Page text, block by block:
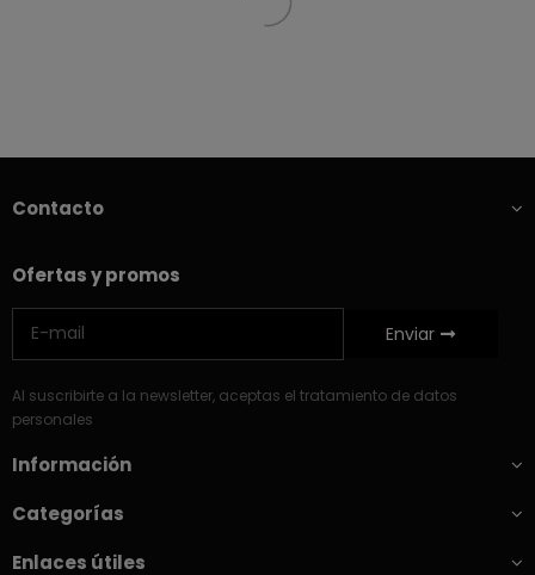
Contacto
Ofertas y promos
Enviar
Al suscribirte a la newsletter, aceptas el tratamiento de datos
personales
Información
Categorías
Enlaces útiles